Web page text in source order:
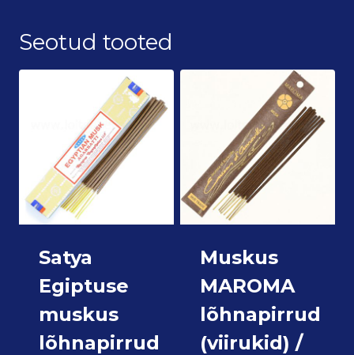
Seotud tooted
Satya
Egiptuse
muskus
lõhnapirrud
Muskus
MAROMA
lõhnapirrud
(viirukid) /